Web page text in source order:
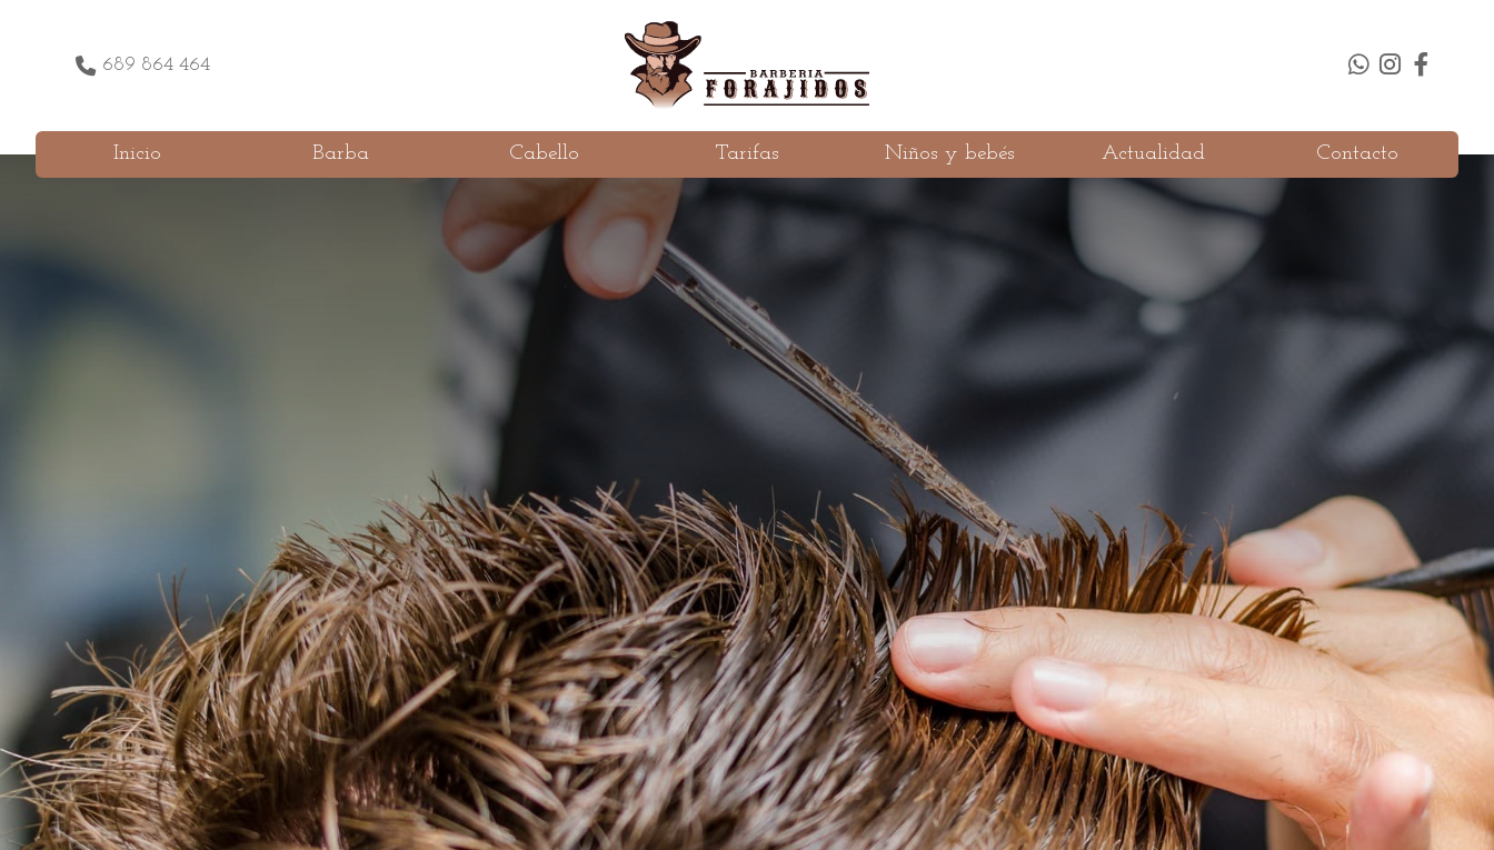
689 864 464
Inicio Barba Cabello Tarifas Niños y bebés Actualidad Contacto